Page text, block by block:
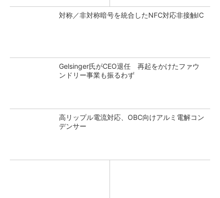
対称／非対称暗号を統合したNFC対応非接触IC
Gelsinger氏がCEO退任 再起をかけたファウ
ンドリー事業も振るわず
高リップル電流対応、OBC向けアルミ電解コン
デンサー